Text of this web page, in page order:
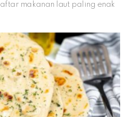
makanan laut paling enak